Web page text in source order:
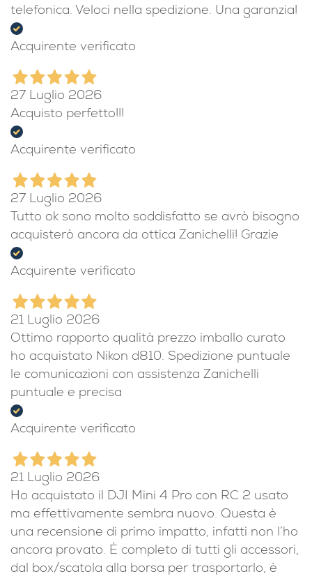
telefonica. Veloci nella spedizione. Una garanzia!
Acquirente verificato
27 Luglio 2026
Acquisto perfetto!!!
Acquirente verificato
27 Luglio 2026
Tutto ok sono molto soddisfatto se avrò bisogno
acquisterò ancora da ottica Zanichelli! Grazie
Acquirente verificato
21 Luglio 2026
Ottimo rapporto qualità prezzo imballo curato
ho acquistato Nikon d810. Spedizione puntuale
le comunicazioni con assistenza Zanichelli
puntuale e precisa
Acquirente verificato
21 Luglio 2026
Ho acquistato il DJI Mini 4 Pro con RC 2 usato
ma effettivamente sembra nuovo. Questa è
una recensione di primo impatto, infatti non l’ho
ancora provato. È completo di tutti gli accessori,
dal box/scatola alla borsa per trasportarlo, è